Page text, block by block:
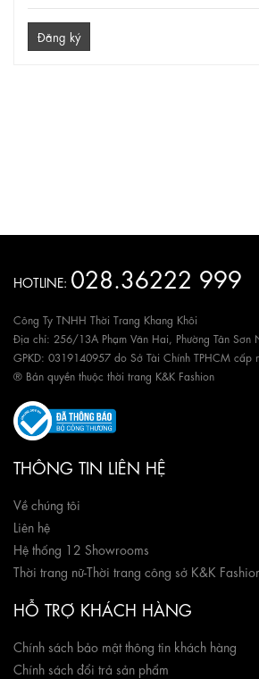
Đăng ký
HOTLINE: 028.36222 999
Công Ty TNHH Thời Trang Khang Khôi
Địa chỉ: 256/13A Phạm Văn Hai, Phường Tân Sơn
GPKD: 0319140957 do Sở Tài Chính TPHCM
® Bản quyền thuộc thời trang K&K Fashion
THÔNG TIN LIÊN HỆ
Về chúng tôi
Liên hệ
Hệ thống 12 Showrooms
Thời trang nữ-Thời trang công sở K&K
HỖ TRỢ KHÁCH HÀNG
Chính sách bảo mật thông tin khách hàng
Chính sách đổi trả sản phẩm